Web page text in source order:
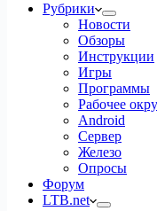
Рубрики
Новости
Обзоры
Инструкции
Игры
Программы
Рабочее
Android
Сервер
Железо
Опросы
Форум
LTB.net